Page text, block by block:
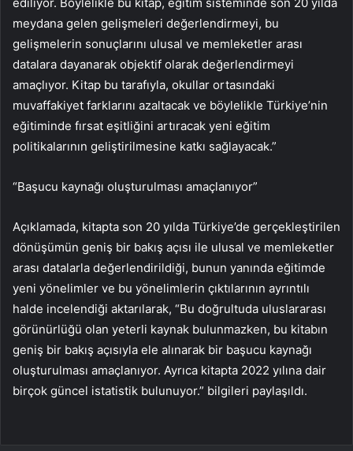
meydana gelen gelişmeleri değerlendirmeyi, bu
gelişmelerin sonuçlarını ulusal ve memleketler arası
datalara dayanarak objektif olarak değerlendirmeyi
amaçlıyor. Kitap bu tarafıyla, okullar ortasındaki
muvaffakiyet farklarını azaltacak ve böylelikle Türkiye’nin
eğitiminde fırsat eşitliğini artıracak yeni eğitim
politikalarının geliştirilmesine katkı sağlayacak.”
“Başucu kaynağı oluşturulması amaçlanıyor”
Açıklamada, kitapta son 20 yılda Türkiye’de gerçekleştirilen
dönüşümün geniş bir bakış açısı ile ulusal ve memleketler
arası datalarla değerlendirildiği, bunun yanında eğitimde
yeni yönelimler ve bu yönelimlerin çıktılarının ayrıntılı
halde incelendiği aktarılarak, “Bu doğrultuda uluslararası
görünürlüğü olan yeterli kaynak bulunmazken, bu kitabın
geniş bir bakış açısıyla ele alınarak bir başucu kaynağı
oluşturulması amaçlanıyor. Ayrıca kitapta 2022 yılına dair
birçok güncel istatistik bulunuyor.” bilgileri paylaşıldı.